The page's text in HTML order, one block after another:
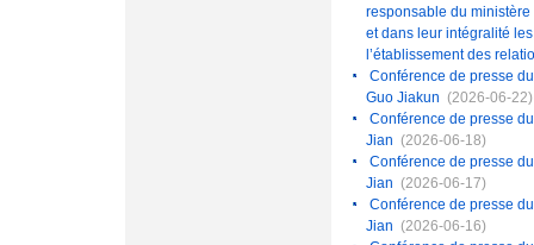
responsable du
et dans leur intégralité
l’établissement des
Conférence de presse
Guo Jiakun (2026-06-22)
Conférence de presse
Jian (2026-06-18)
Conférence de presse
Jian (2026-06-17)
Conférence de presse
Jian (2026-06-16)